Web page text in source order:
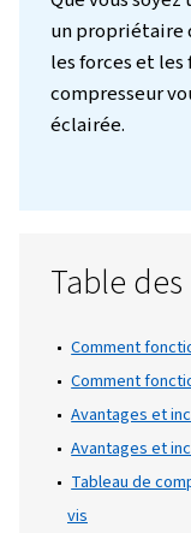
Lorsque
pistons et
rendent
choix de
impact
Que vous
un